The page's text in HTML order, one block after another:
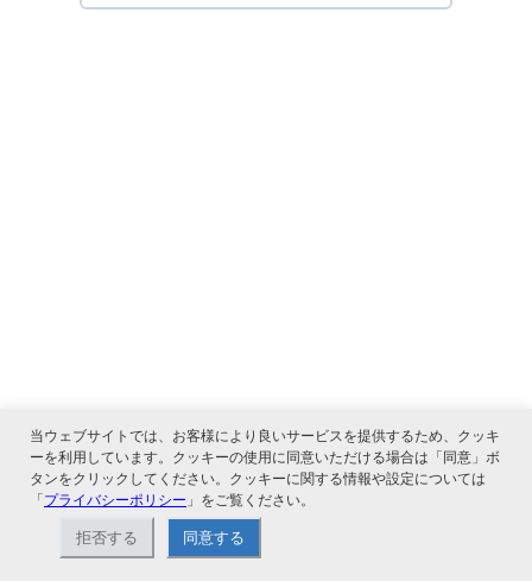
当ウェブサイトでは、お客様により良いサービスを提供するため、クッキ
ーを利用しています。クッキーの使用に同意いただける場合は「同意」ボ
タンをクリックしてください。クッキーに関する情報や設定については
「プライバシーポリシー 」をご覧ください。
拒否する 同意する